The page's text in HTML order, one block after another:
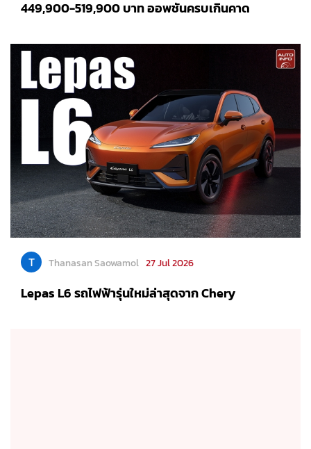
449,900-519,900 บาท ออพชันครบเกินคาด
T Thanasan Saowamol 27 Jul 2026
Lepas L6 รถไฟฟ้ารุ่นใหม่ล่าสุดจาก Chery